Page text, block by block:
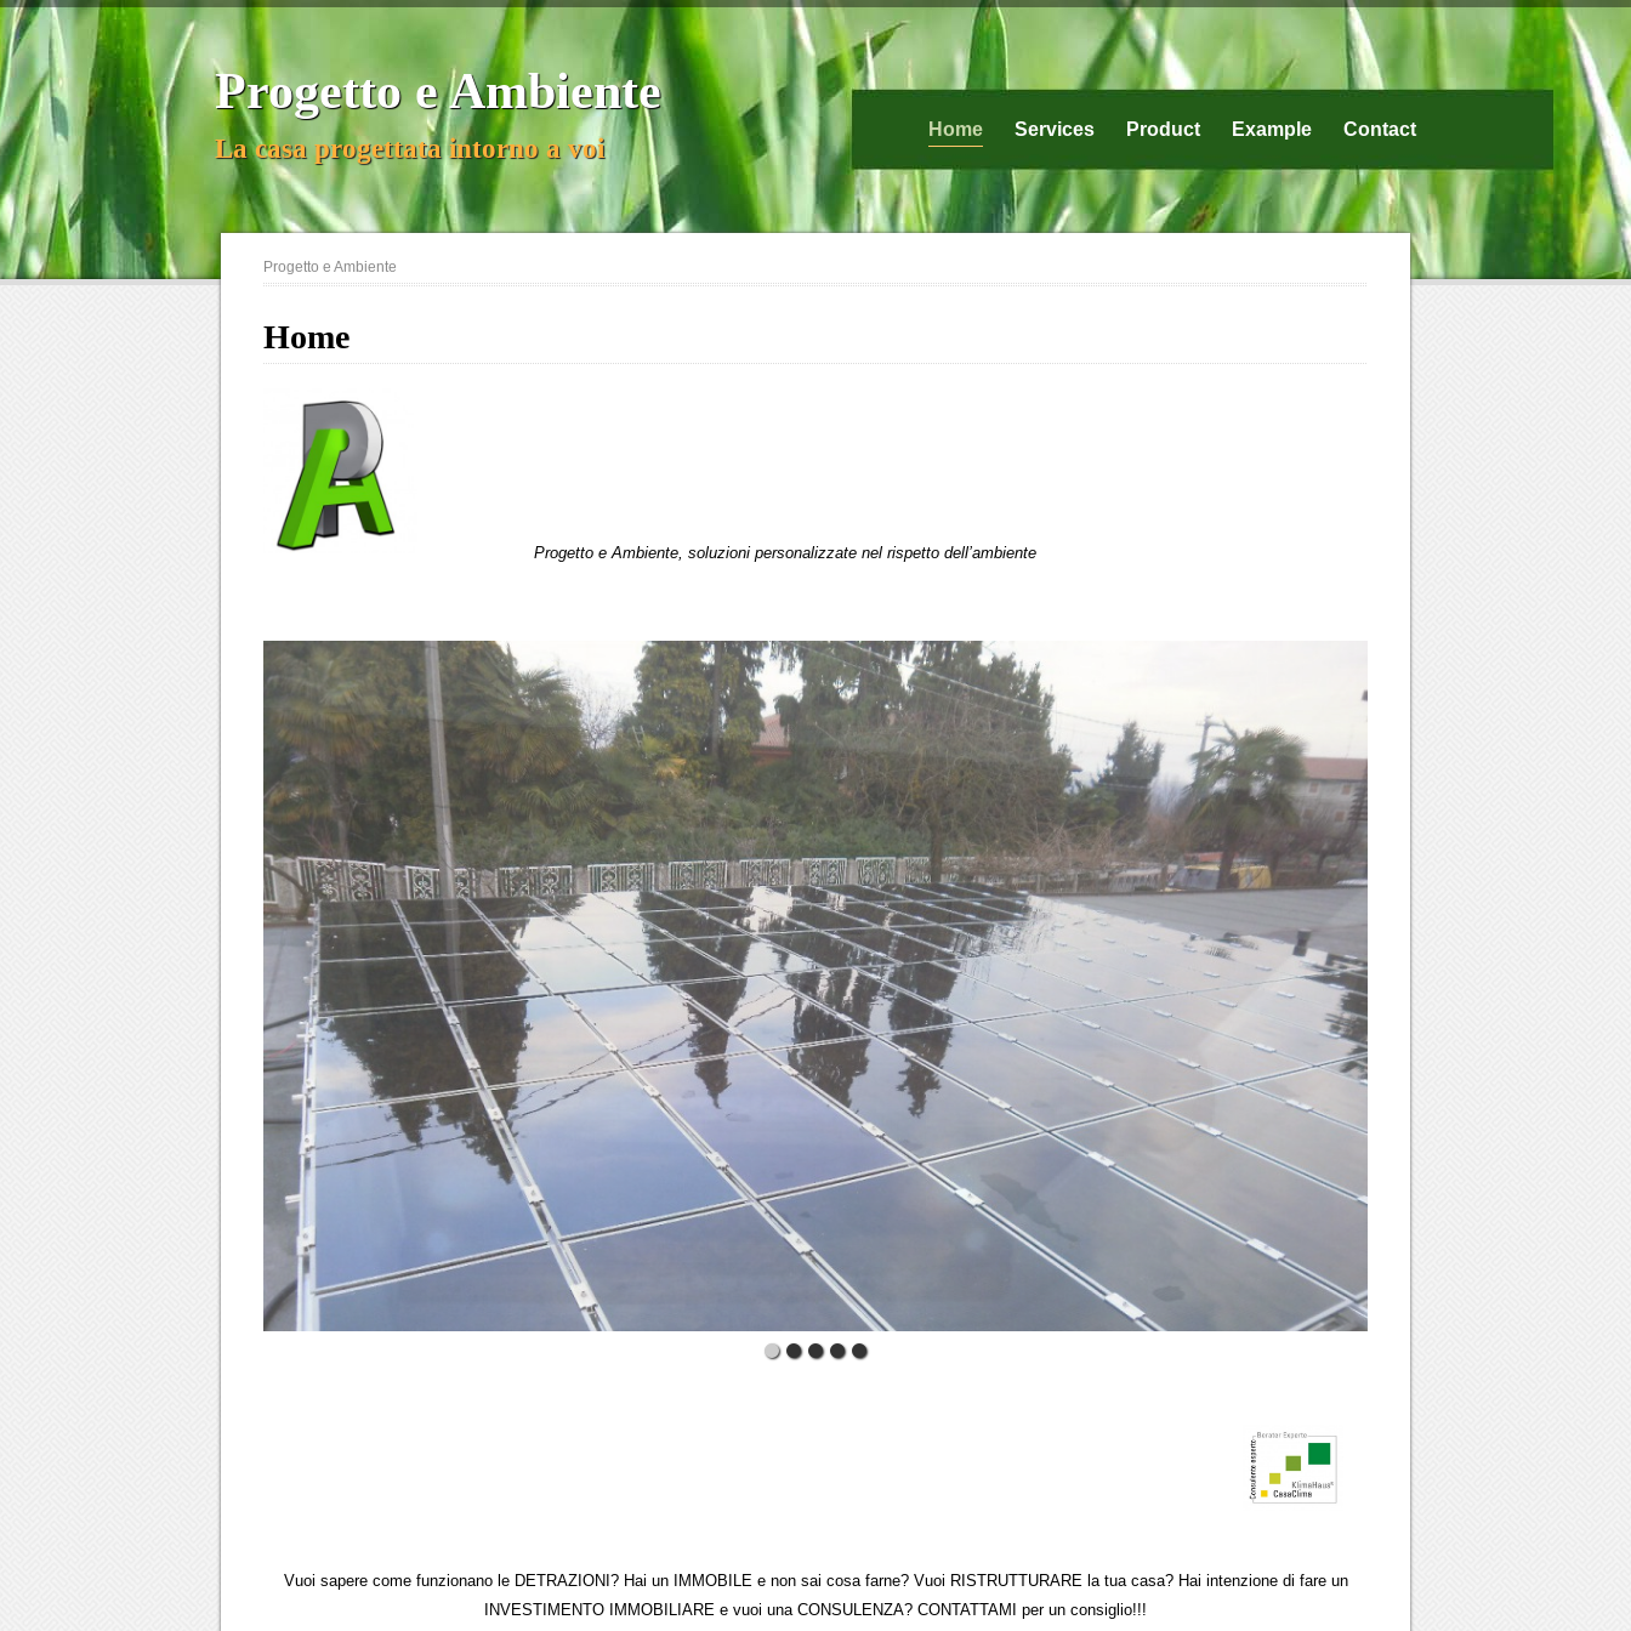
Progetto e Ambiente
La casa progettata intorno a voi
Home Services Product Example Contact
Progetto e Ambiente
Home
Progetto e Ambiente, soluzioni personalizzate nel rispetto dell’ambiente
Vuoi sapere come funzionano le DETRAZIONI? Hai un IMMOBILE e non sai cosa farne? Vuoi RISTRUTTURARE la tua casa? Hai intenzione di fare un
INVESTIMENTO IMMOBILIARE e vuoi una CONSULENZA? CONTATTAMI per un consiglio!!!